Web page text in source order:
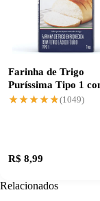
Farinha de Trigo
Puríssima Tipo 1
alta confiabilidade
★★★★★
★★★★★ (1049)
R$ 8,99
Relacionados